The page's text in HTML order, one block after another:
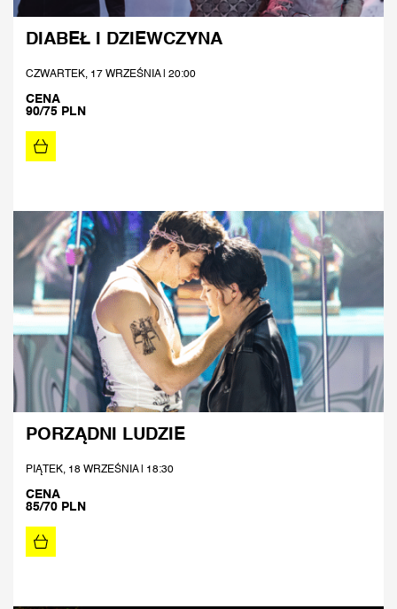
DIABEŁ I DZIEWCZYNA
CZWARTEK, 17 WRZEŚNIA | 20:00
CENA
90/75 PLN
PORZĄDNI LUDZIE
PIĄTEK, 18 WRZEŚNIA | 18:30
CENA
85/70 PLN